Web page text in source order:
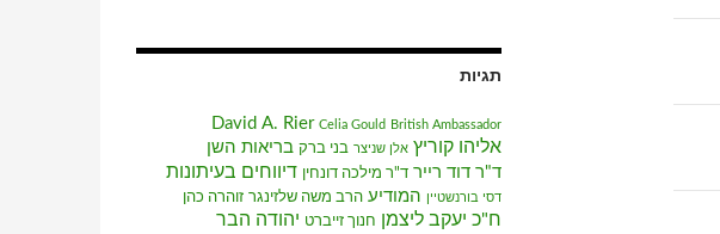
תגיות
British Ambassador
Celia Gould
David A. Rier
אליהו קוריץ אלן שניצר בני ברק בריאות השן
ד"ר דוד רייר ד"ר מילכה דונחין דיווחים בעיתונות
דסי בורנשטיין המודיע הרב משה שלזינגר זוהרה כהן
ח"כ יעקב ליצמן חנוך זייברט יהודה הבר